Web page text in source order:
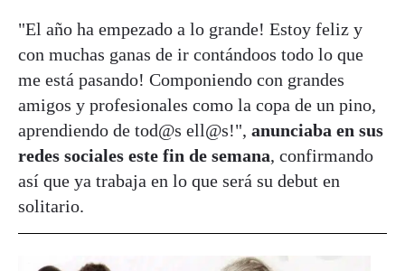
"El año ha empezado a lo grande! Estoy feliz y
con muchas ganas de ir contándoos todo lo que
me está pasando! Componiendo con grandes
amigos y profesionales como la copa de un pino,
aprendiendo de tod@s ell@s!", anunciaba en sus
redes sociales este fin de semana, confirmando
así que ya trabaja en lo que será su debut en
solitario.